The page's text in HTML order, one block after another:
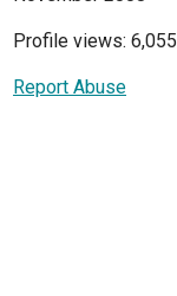
Profile views: 6,055
Report Abuse